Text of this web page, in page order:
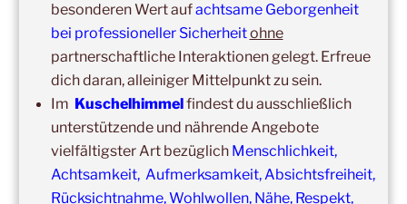
Update:
Unsere
Gruppenveranstaltungensind ohneEinschränkungen
in unseren Veranstaltungsräumen möglich!
Was schon immer galt und weiter gilt:Fühlst du dich krank
und/oder hast Erkältungssymptome, dann verzichte bitte
vorübergehend auf die Teilnahme.
besonderen Wert aufachtsame Geborgenheit
bei professioneller Sicherheitohne
partnerschaftliche Interaktionen gelegt. Erfreue
dich daran, alleiniger Mittelpunkt zu sein.
Im Kuschelhimmelfindest du ausschließlich
unterstützende und nährende Angebote
vielfältigster Art bezüglich Menschlichkeit,
Achtsamkeit, Aufmerksamkeit, Absichtsfreiheit,
Rücksichtnahme, Wohlwollen, Nähe, Respekt,